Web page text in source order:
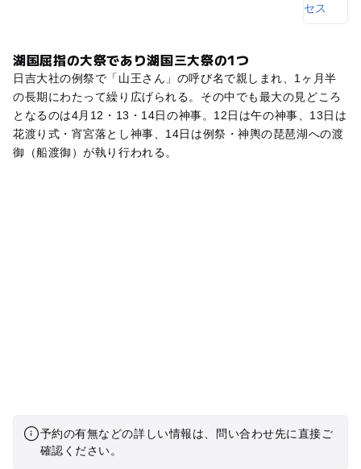
湖国屈指の大祭であり湖国三大祭の1つ
日吉大社の例祭で「山王さん」の呼び名で親しまれ、1ヶ月半
の長期にわたって繰り広げられる。その中でも最大の見どころ
となるのは4月12・13・14日の神事。12日は午の神事、13日は
花渡り式・宵宮落とし神事、14日は例祭・神輿の琵琶湖への渡
御（船渡御）が執り行われる。
予約の有無などの詳しい情報は、問い合わせ先に直接ご
確認ください。